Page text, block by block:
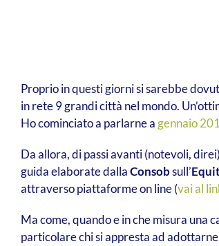
Proprio in questi giorni si sarebbe
in rete 9 grandi città nel mondo.
Ho cominciato a parlarne agennaio
Da allora, di passi avanti (notevoli,
guida elaborate dallaConsobsull’
attraverso piattaforme on line (vai al
Ma come, quando e in che misura una
particolare chi si appresta ad